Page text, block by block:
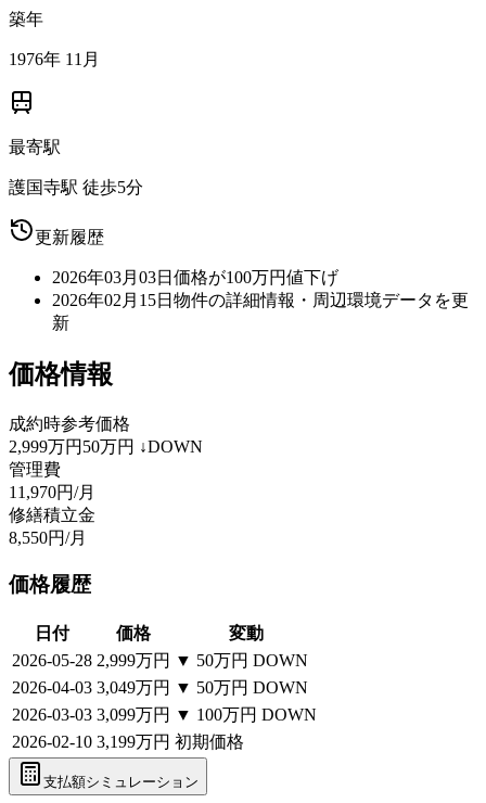
築年
1976年 11月
最寄駅
護国寺駅 徒歩5分
更新履歴
2026年03月03日 価格が100万円値下げ
2026年02月15日 物件の詳細情報・周辺環境データを更
新
価格情報
成約時参考価格
2,999万円 50万円 ↓DOWN
管理費
11,970円/月
修繕積立金
8,550円/月
価格履歴
日付 価格
変動
2026-05-28 2,999万円 ▼ 50万円 DOWN
2026-04-03 3,049万円 ▼ 50万円 DOWN
2026-03-03 3,099万円 ▼ 100万円 DOWN
2026-02-10 3,199万円 初期価格
支払額シミュレーション